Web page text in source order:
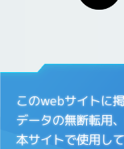
このwebサイトに
データの無断転用
本サイトで使用し